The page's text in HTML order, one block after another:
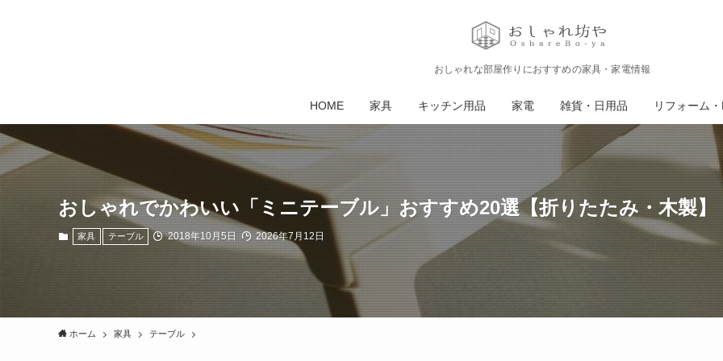
おしゃれな部屋作りにおすすめの家具・家電情報
HOME 家具 キッチン用品 家電 雑貨・日用品 リフォーム
おしゃれでかわいい「ミニテーブル」おすすめ20選【折りたたみ・木製】
家具 テーブル 2018年10月5日 2026年7月12日
ホーム 家具 テーブル